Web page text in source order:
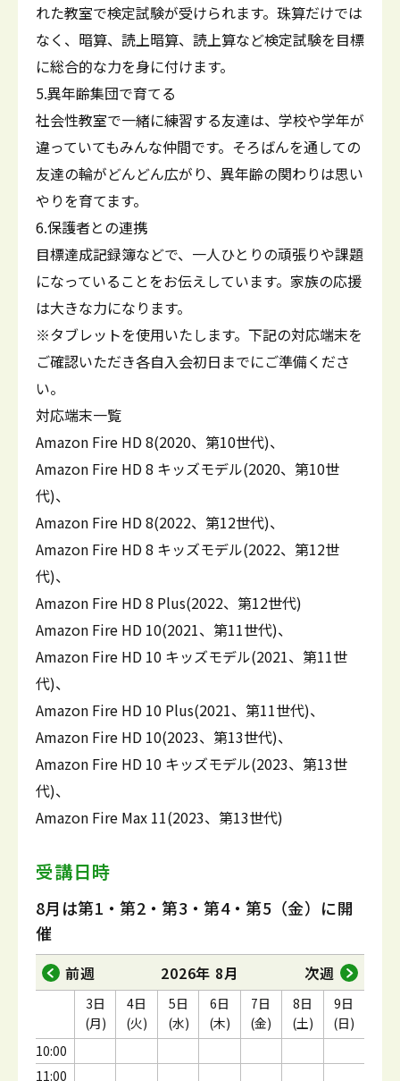
れた教室で検定試験が受けられます。珠算だけでは
なく、暗算、読上暗算、読上算など検定試験を目標
に総合的な力を身に付けます。
5.異年齢集団で育てる
社会性教室で一緒に練習する友達は、学校や学年が
違っていてもみんな仲間です。そろばんを通しての
友達の輪がどんどん広がり、異年齢の関わりは思い
やりを育てます。
6.保護者との連携
目標達成記録簿などで、一人ひとりの頑張りや課題
になっていることをお伝えしています。家族の応援
は大きな力になります。
※タブレットを使用いたします。下記の対応端末を
ご確認いただき各自入会初日までにご準備くださ
い。
対応端末一覧
Amazon Fire HD 8(2020、第10世代)、
Amazon Fire HD 8 キッズモデル(2020、第10世
代)、
Amazon Fire HD 8(2022、第12世代)、
Amazon Fire HD 8 キッズモデル(2022、第12世
代)、
Amazon Fire HD 8 Plus(2022、第12世代)
Amazon Fire HD 10(2021、第11世代)、
Amazon Fire HD 10 キッズモデル(2021、第11世
代)、
Amazon Fire HD 10 Plus(2021、第11世代)、
Amazon Fire HD 10(2023、第13世代)、
Amazon Fire HD 10 キッズモデル(2023、第13世
代)、
Amazon Fire Max 11(2023、第13世代)
受講日時
8月は第1・第2・第3・第4・第5（金）に開
催
前週 2026年 8月 次週
10:00
11:00
3日
(月)
4日
(火)
5日
(水)
6日
(木)
7日
(金)
8日
(土)
9日
(日)